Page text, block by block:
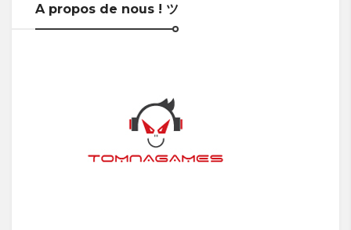
A propos de nous ! ツ